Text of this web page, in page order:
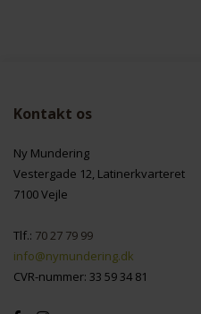
Kontakt os
Ny Mundering
Vestergade 12, Latinerkvarteret
7100 Vejle
Tlf.: 70 27 79 99
info@nymundering.dk
CVR-nummer: 33 59 34 81